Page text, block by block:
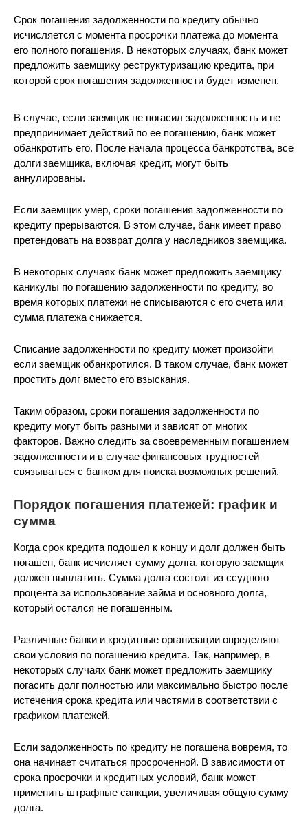
Срок погашения задолженности по кредиту обычно
исчисляется с момента просрочки платежа до момента
его полного погашения. В некоторых случаях, банк может
предложить заемщику реструктуризацию кредита, при
которой срок погашения задолженности будет изменен.
В случае, если заемщик не погасил задолженность и не
предпринимает действий по ее погашению, банк может
обанкротить его. После начала процесса банкротства, все
долги заемщика, включая кредит, могут быть
аннулированы.
Если заемщик умер, сроки погашения задолженности по
кредиту прерываются. В этом случае, банк имеет право
претендовать на возврат долга у наследников заемщика.
В некоторых случаях банк может предложить заемщику
каникулы по погашению задолженности по кредиту, во
время которых платежи не списываются с его счета или
сумма платежа снижается.
Списание задолженности по кредиту может произойти
если заемщик обанкротился. В таком случае, банк может
простить долг вместо его взыскания.
Таким образом, сроки погашения задолженности по
кредиту могут быть разными и зависят от многих
факторов. Важно следить за своевременным погашением
задолженности и в случае финансовых трудностей
связываться с банком для поиска возможных решений.
Порядок погашения платежей: график и
сумма
Когда срок кредита подошел к концу и долг должен быть
погашен, банк исчисляет сумму долга, которую заемщик
должен выплатить. Сумма долга состоит из ссудного
процента за использование займа и основного долга,
который остался не погашенным.
Различные банки и кредитные организации определяют
свои условия по погашению кредита. Так, например, в
некоторых случаях банк может предложить заемщику
погасить долг полностью или максимально быстро после
истечения срока кредита или частями в соответствии с
графиком платежей.
Если задолженность по кредиту не погашена вовремя, то
она начинает считаться просроченной. В зависимости от
срока просрочки и кредитных условий, банк может
применить штрафные санкции, увеличивая общую сумму
долга.